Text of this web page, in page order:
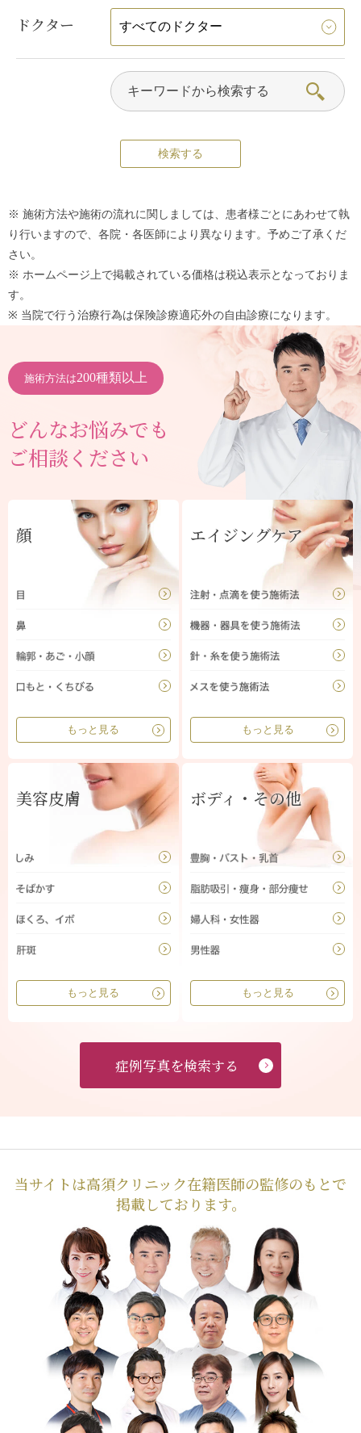
ドクター
※ 施術方法や施術の流れに関しましては、患者様ごとにあわせて執
り行いますので、各院・各医師により異なります。予めご了承くだ
さい。
※ ホームページ上で掲載されている価格は税込表示となっておりま
す。
※ 当院で行う治療行為は保険診療適応外の自由診療になります。
施術方法は200種類以上
どんなお悩みでも
ご相談ください
顔
もっと見る
エイジングケア
もっと見る
美容皮膚
もっと見る
ボディ・その他
もっと見る
症例写真を検索する
当サイトは高須クリニック在籍医師の監修のもとで
掲載しております。